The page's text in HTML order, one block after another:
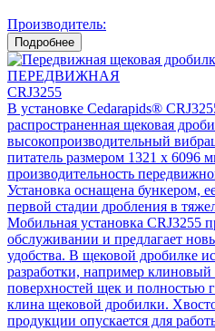
Производитель:
Подробнее
ПЕРЕДВИЖНАЯ
CRJ3255
В установке Cedarapids®
распространенная щековая
высокопроизводительный
питатель размером 1321 x 6096
производительность
Установка оснащена бункером,
первой стадии дробления в
Мобильная установка CRJ3255
обслуживании и предлагает
удобства. В щековой дробилке
разработки, например клиновый
поверхностей щек и полностью
клина щековой дробилки.
продукции опускается для